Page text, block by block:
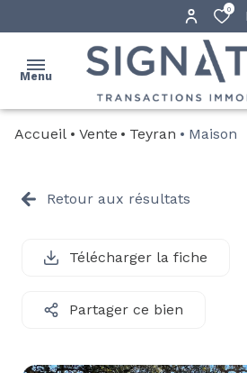
0
Menu
NOS
BIENS
PROGRAMMES
QUI
Accueil Vente Teyran Maison
Retour aux résultats
Télécharger la fiche
Partager ce bien